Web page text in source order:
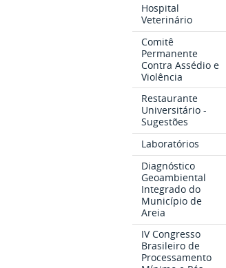
Hospital
Veterinário
Comitê
Permanente
Contra Assédio e
Violência
Restaurante
Universitário -
Sugestões
Laboratórios
Diagnóstico
Geoambiental
Integrado do
Município de
Areia
IV Congresso
Brasileiro de
Processamento